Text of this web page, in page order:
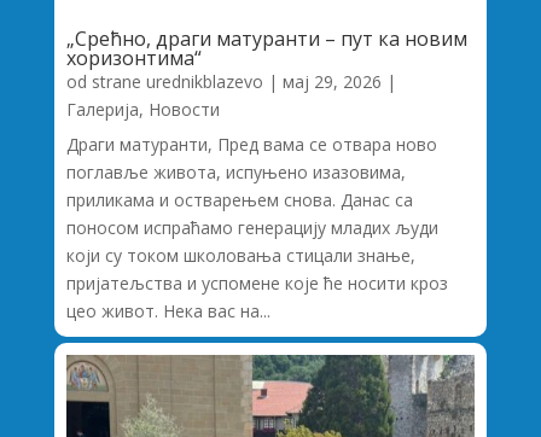
„Срећно, драги матуранти – пут ка новим
хоризонтима“
od strane urednikblazevo | мај 29, 2026 |
Галерија, Новости
Драги матуранти, Пред вама се отвара ново
поглавље живота, испуњено изазовима,
приликама и остварењем снова. Данас са
поносом испраћамо генерацију младих људи
који су током школовања стицали знање,
пријатељства и успомене које ће носити кроз
цео живот. Нека вас на...